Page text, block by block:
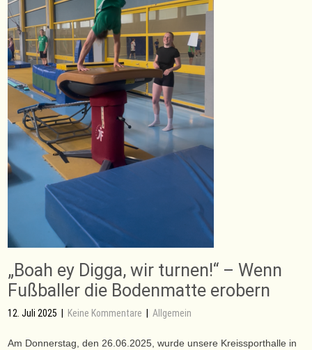
„Boah ey Digga, wir turnen!“ – Wenn
Fußballer die Bodenmatte erobern
12. Juli 2025 Keine Kommentare |Allgemein
Am Donnerstag, den 26.06.2025, wurde unsere Kreissporthalle in